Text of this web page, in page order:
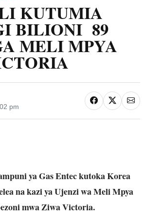
KUTUMIA
BILIONI 89
MELI MPYA
pm
ya Gas Entec kutoka Korea
na kazi ya Ujenzi wa Meli Mpya
mwa Ziwa Victoria.